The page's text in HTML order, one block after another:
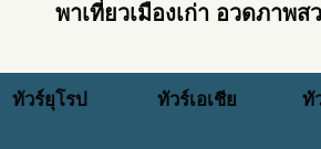
พาเที่ยวเมืองเก่า อวดภาพ
ทัวร์ยุโรป ทัวร์เอเชีย ทั